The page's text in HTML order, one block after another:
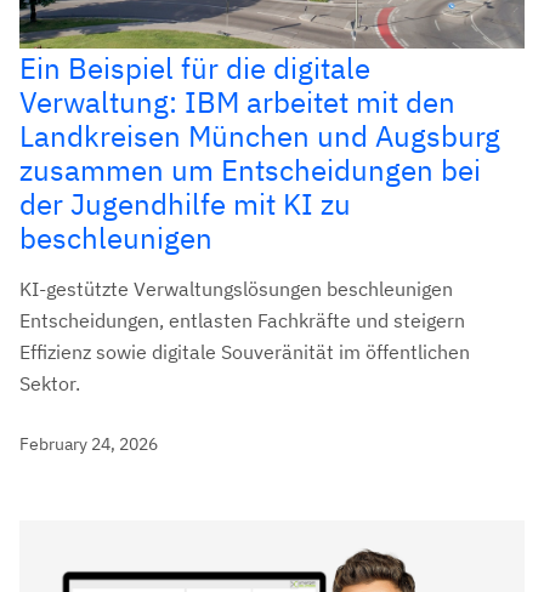
Ein Beispiel für die digitale
Verwaltung: IBM arbeitet mit den
Landkreisen München und Augsburg
zusammen um Entscheidungen bei
der Jugendhilfe mit KI zu
beschleunigen
KI-gestützte Verwaltungslösungen beschleunigen
Entscheidungen, entlasten Fachkräfte und steigern
Effizienz sowie digitale Souveränität im öffentlichen
Sektor.
February 24, 2026